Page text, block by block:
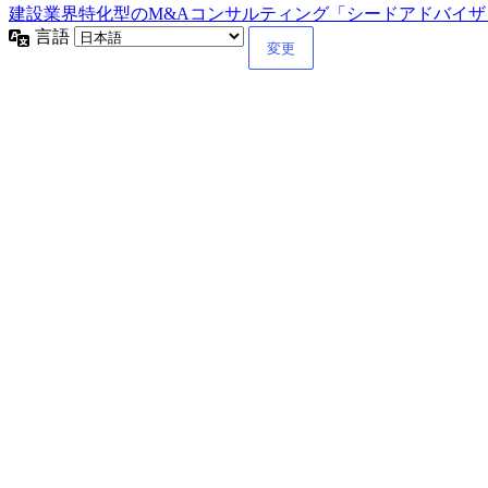
建設業界特化型のM&Aコンサルティング「シードアドバイ
言語